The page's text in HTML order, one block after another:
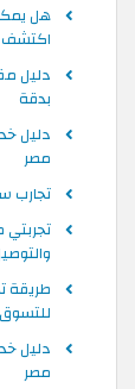
هل
اكتشف
دليل
بدقة
دليل
مصر
تجارب
طريقة
للتسوق
دليل
مصر